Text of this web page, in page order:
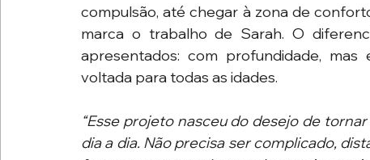
compulsão, até chegar à zona de
marca o trabalho de Sarah. O
apresentados: com profundidade,
voltada para todas as idades.
“Esse projeto nasceu do desejo de
dia a dia. Não precisa ser complicado,